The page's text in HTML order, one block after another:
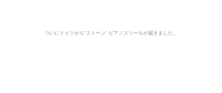
ついにドイツから“２トーン” ピアノスツールが届きました。